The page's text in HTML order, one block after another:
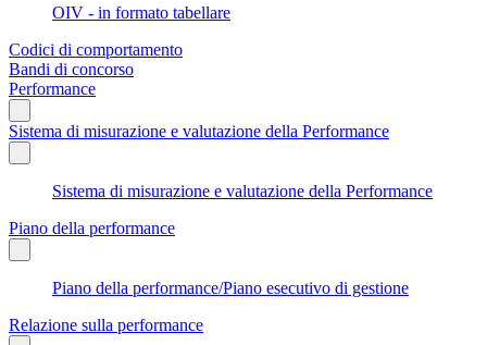
OIV - in formato tabellare
Codici di comportamento
Bandi di concorso
Performance
Sistema di misurazione e valutazione della Performance
Sistema di misurazione e valutazione della Performance
Piano della performance
Piano della performance/Piano esecutivo di gestione
Relazione sulla performance